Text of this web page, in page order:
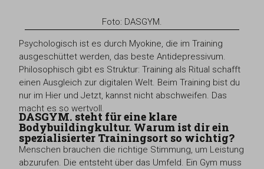
Foto: DASGYM.
Psychologisch ist es durch Myokine, die im Training
ausgeschüttet werden, das beste Antidepressivum.
Philosophisch gibt es Struktur: Training als Ritual schafft
einen Ausgleich zur digitalen Welt. Beim Training bist du
nur im Hier und Jetzt, kannst nicht abschweifen. Das
macht es so wertvoll.
DASGYM. steht für eine klare
Bodybuildingkultur. Warum ist dir ein
spezialisierter Trainingsort so wichtig?
Menschen brauchen die richtige Stimmung, um Leistung
abzurufen. Die entsteht über das Umfeld. Ein Gym muss